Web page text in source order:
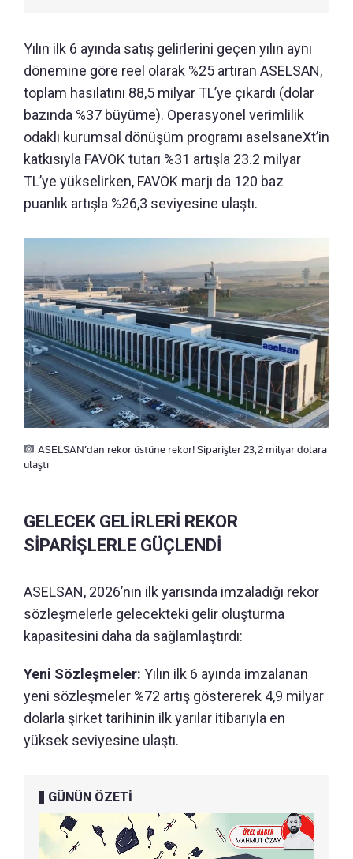
Yılın ilk 6 ayında satış gelirlerini geçen yılın aynı
dönemine göre reel olarak %25 artıran ASELSAN,
toplam hasılatını 88,5 milyar TL’ye çıkardı (dolar
bazında %37 büyüme). Operasyonel verimlilik
odaklı kurumsal dönüşüm programı aselsaneXt’in
katkısıyla FAVÖK tutarı %31 artışla 23.2 milyar
TL’ye yükselirken, FAVÖK marjı da 120 baz
puanlık artışla %26,3 seviyesine ulaştı.
ASELSAN’dan rekor üstüne rekor! Siparişler 23,2 milyar dolara
ulaştı
GELECEK GELİRLERİ REKOR
SİPARİŞLERLE GÜÇLENDİ
ASELSAN, 2026’nın ilk yarısında imzaladığı rekor
sözleşmelerle gelecekteki gelir oluşturma
kapasitesini daha da sağlamlaştırdı:
Yeni Sözleşmeler: Yılın ilk 6 ayında imzalanan
yeni sözleşmeler %72 artış göstererek 4,9 milyar
dolarla şirket tarihinin ilk yarılar itibarıyla en
yüksek seviyesine ulaştı.
GÜNÜN ÖZETİ